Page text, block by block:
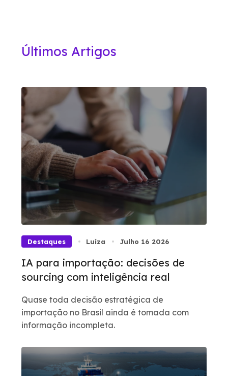
Últimos Artigos
Destaques Luíza Julho 16 2026
IA para importação: decisões de
sourcing com inteligência real
Quase toda decisão estratégica de
importação no Brasil ainda é tomada com
informação incompleta.